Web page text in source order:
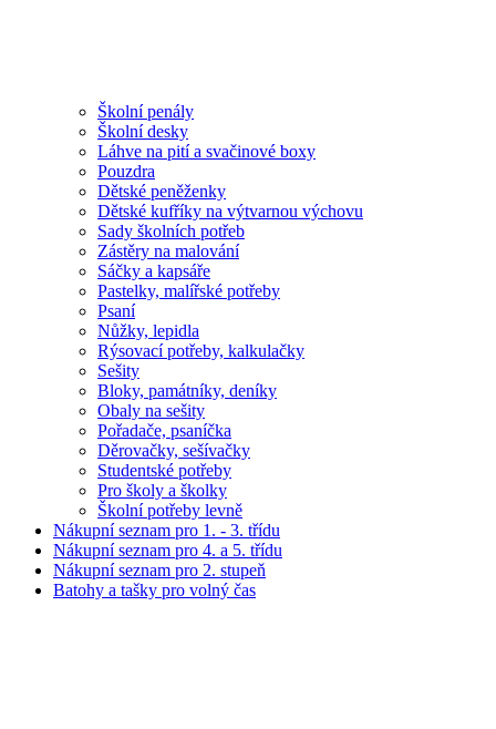
Školní penály
Školní desky
Láhve na pití a svačinové boxy
Pouzdra
Dětské peněženky
Dětské kufříky na výtvarnou výchovu
Sady školních potřeb
Zástěry na malování
Sáčky a kapsáře
Pastelky, malířské potřeby
Psaní
Nůžky, lepidla
Rýsovací potřeby, kalkulačky
Sešity
Bloky, památníky, deníky
Obaly na sešity
Pořadače, psaníčka
Děrovačky, sešívačky
Studentské potřeby
Pro školy a školky
Školní potřeby levně
Nákupní seznam pro 1. - 3. třídu
Nákupní seznam pro 4. a 5. třídu
Nákupní seznam pro 2. stupeň
Batohy a tašky pro volný čas